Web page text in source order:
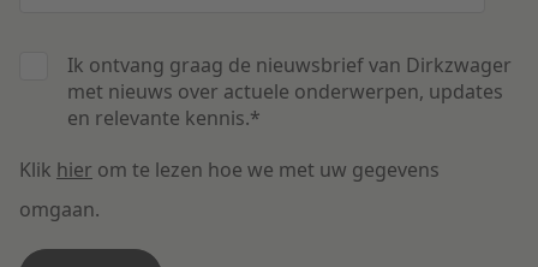
Ik ontvang graag de nieuwsbrief van Dirkzwager
met nieuws over actuele onderwerpen, updates
en relevante kennis.*
Klik hier om te lezen hoe we met uw gegevens
omgaan.